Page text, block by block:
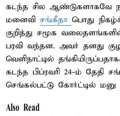
கடந்த சில ஆண்டுகளாகவே
மனைவி சங்கீதா பொது
குறித்து சமூக
பரவி வந்தன. அவர் தனது
வெளிநாட்டில்
கடந்த பிப்ரவரி 24-ம் தேதி
செங்கல்பட்டு கோர்ட்டில்
Also Read